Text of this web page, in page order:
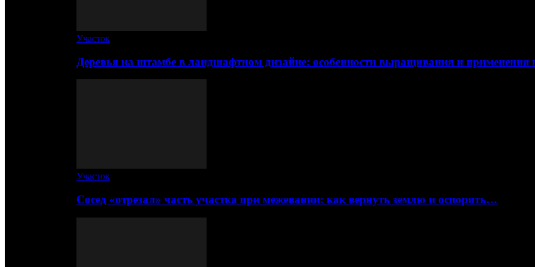
Участок
Деревья на штамбе в ландшафтном дизайне: особенности выращивания и
Участок
Сосед «отрезал» часть участка при межевании: как вернуть землю и оспорить…